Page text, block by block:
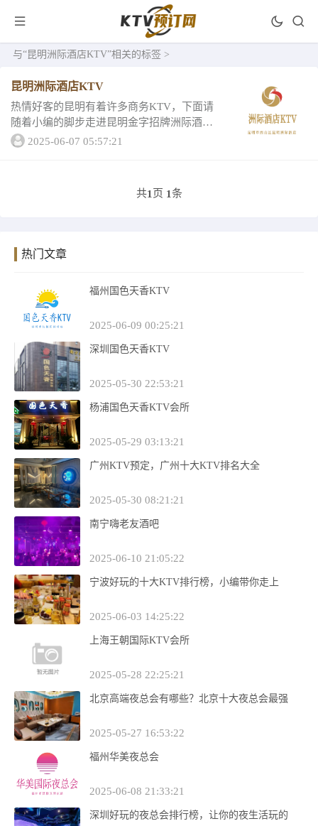
与“昆明洲际酒店KTV”相关的标签 >
昆明洲际酒店KTV
热情好客的昆明有着许多商务KTV，下面请
随着小编的脚步走进昆明金字招牌洲际酒店K
TV吧！装修档次高，豪华高大上，无与伦
2025-06-07 05:57:21
共1 页 1条
热门文章
福州国色天香KTV
2025-06-09 00:25:21
深圳国色天香KTV
2025-05-30 22:53:21
杨浦国色天香KTV会所
2025-05-29 03:13:21
广州KTV预定，广州十大KTV排名大全
2025-05-30 08:21:21
南宁嗨老友酒吧
2025-06-10 21:05:22
宁波好玩的十大KTV排行榜，小编带你走上
2025-06-03 14:25:22
上海王朝国际KTV会所
2025-05-28 22:25:21
北京高端夜总会有哪些？北京十大夜总会最强
2025-05-27 16:53:22
福州华美夜总会
2025-06-08 21:33:21
深圳好玩的夜总会排行榜，让你的夜生活玩的